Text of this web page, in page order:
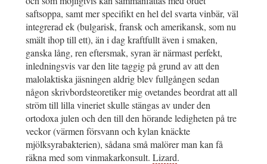
saftsoppa, samt mer specifikt en hel del svarta vinbär, väl
integrerad ek (bulgarisk, fransk och amerikansk, som nu
smält ihop till ett), än i dag kraftfullt även i smaken,
ganska lång, ren eftersmak, syran är närmast perfekt,
inledningsvis var den lite taggig på grund av att den
malolaktiska jäsningen aldrig blev fullgången sedan
någon skrivbordsteoretiker mig ovetandes beordrat att all
ström till lilla vineriet skulle stängas av under den
ortodoxa julen och den till den hörande ledigheten på tre
veckor (värmen försvann och kylan knäckte
mjölksyrabakterien), sådana små malörer man kan få
räkna med som vinmakarkonsult. Lizard.